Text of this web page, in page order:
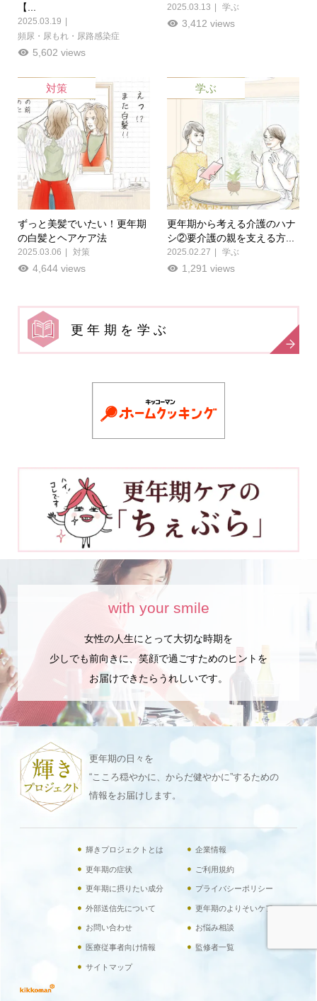
【...
2025.03.19
頻尿・尿もれ・尿路感染症
5,602 views
2025.03.13 学ぶ
3,412 views
対策
ずっと美髪でいたい！更年期
の白髪とヘアケア法
2025.03.06 対策
4,644 views
学ぶ
更年期から考える介護のハナ
シ②要介護の親を支える方...
2025.02.27 学ぶ
1,291 views
更年期を学ぶ
with your smile
女性の人生にとって大切な時期を
少しでも前向きに、笑顔で過ごすためのヒントを
お届けできたらうれしいです。
更年期の日々を
“こころ穏やかに、からだ健やかに”するための
情報をお届けします。
輝きプロジェクトとは 企業情報
更年期の症状 ご利用規約
更年期に摂りたい成分 プライバシーポリシー
外部送信先について 更年期のよりそいケア
お問い合わせ お悩み相談
医療従事者向け情報 監修者一覧
サイトマップ